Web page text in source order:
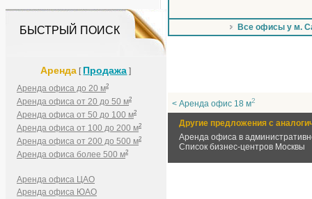
БЫСТРЫЙ ПОИСК
Аренда [ Продажа ]
Аренда офиса до 20 м2
Аренда офиса от 20 до 50 м2
Аренда офиса от 50 до 100 м2
Аренда офиса от 100 до 200 м2
Аренда офиса от 200 до 500 м2
Аренда офиса более 500 м2
Аренда офиса ЦАО
Аренда офиса ЮАО
Все офисы у м.
< Аренда офис 18 м2
Другие предложения с
Аренда офиса в
Список бизнес-центров Москвы